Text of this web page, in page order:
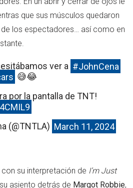
que sus músculos quedaron
los espectadores… así como en
ver a #JohnCena
😅😂
por la pantalla de TNT!
(@TNTLA) March 11, 2024
su interpretación de I’m Just
asiento detrás de Margot Robbie,